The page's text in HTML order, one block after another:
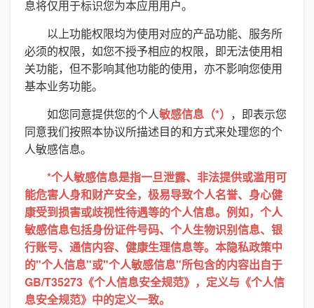
息将仅用于标识您为本应用用户。
以上功能权限均为使用对应的产品功能、服务所
必须的权限，如您不授予相应的权限，即无法使用相
关功能，但不影响其他功能的使用，亦不影响您使用
基本业务功能。
如您同意提供您的个人敏感信息（*） ，即表示您
同意我们按照本协议所描述目的和方式来处理您的个
人敏感信息。
*个人敏感信息是指一旦泄露、非法提供或滥用可
能危害人身和财产安全，极易导致个人名誉、身心健
康受到损害或歧视性待遇等的个人信息。例如，个人
敏感信息包括身份证件号码、个人生物识别信息、银
行账号、通信内容、健康生理信息等。本隐私政策中
的"个人信息"或"个人敏感信息"所包含的内容出自于
GB/T35273《个人信息安全规范》，定义与《个人信
息安全规范》中的定义一致。